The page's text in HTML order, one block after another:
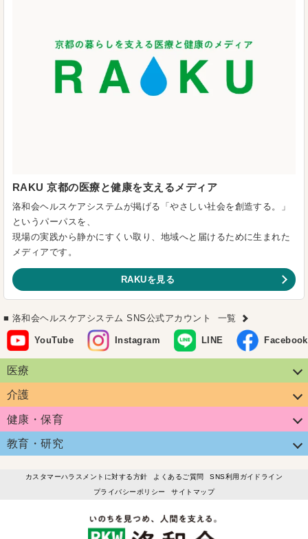
RAKU 京都の医療と健康を支えるメディア
洛和会ヘルスケアシステムが掲げる「やさしい社会を創造する。」
というパーパスを、
現場の実践から静かにすくい取り、地域へと届けるために生まれた
メディアです。
RAKUを見る
洛和会ヘルスケアシステム SNS公式アカウント 一覧
YouTube Instagram LINE Facebook
医療
介護
健康・保育
教育・研究
カスタマーハラスメントに対する方針 よくあるご質問
SNS利用ガイドライン
プライバシーポリシー
サイトマップ